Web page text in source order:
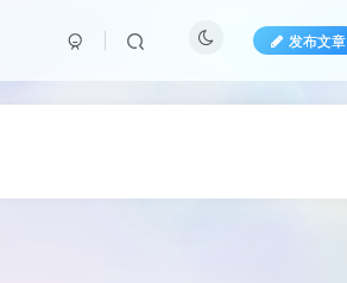
发布文章